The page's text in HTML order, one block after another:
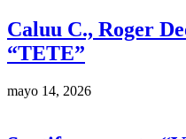
Caluu C., Roger
“TETE”
mayo 14, 2026